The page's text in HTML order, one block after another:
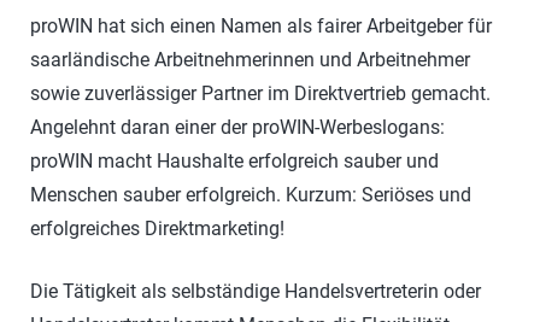
proWIN hat sich einen Namen als fairer Arbeitgeber für
saarländische Arbeitnehmerinnen und Arbeitnehmer
sowie zuverlässiger Partner im Direktvertrieb gemacht.
Angelehnt daran einer der proWIN-Werbeslogans:
proWIN macht Haushalte erfolgreich sauber und
Menschen sauber erfolgreich. Kurzum: Seriöses und
erfolgreiches Direktmarketing!
Die Tätigkeit als selbständige Handelsvertreterin oder